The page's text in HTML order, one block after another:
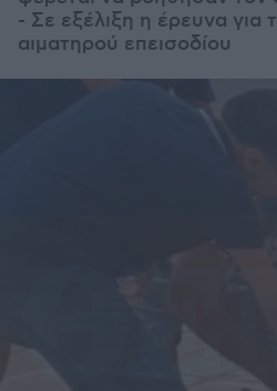
- Σε εξέλιξη η έρευνα για
αιματηρού επεισοδίου